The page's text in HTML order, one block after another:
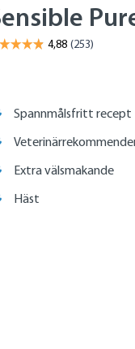
Spannmålsfritt recept
Extra välsmakande
Häst